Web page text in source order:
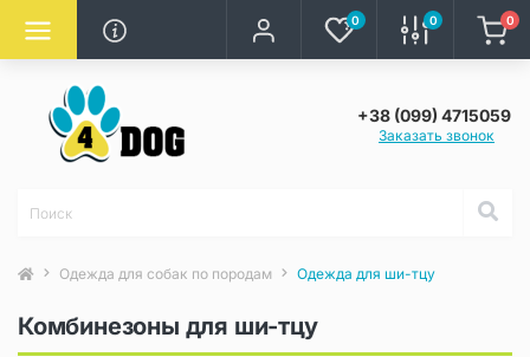
0 0 0
+38 (099) 4715059
Заказать звонок
Одежда для собак по породам Одежда для ши-тцу
Комбинезоны для ши-тцу